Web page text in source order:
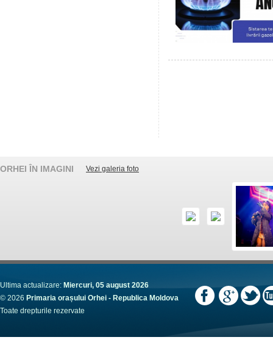
ORHEI ÎN IMAGINI Vezi galeria foto
Ultima actualizare: Miercuri, 05 august 2026
© 2026 Primaria orașului Orhei - Republica Moldova
Toate drepturile rezervate